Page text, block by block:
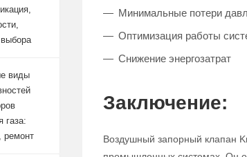
Минимальные потери
Оптимизация работы
Снижение энергозатрат
Заключение:
Воздушный запорный клапан
виды
газа:
ремонт